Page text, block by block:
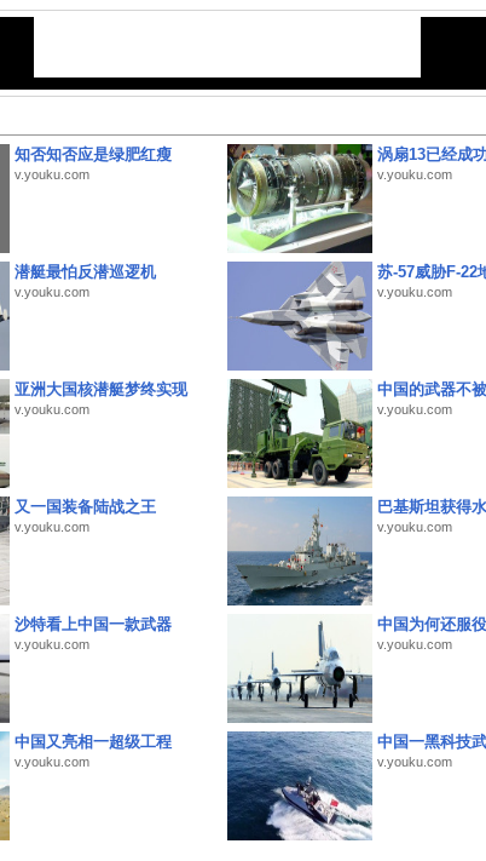
知否知否应是绿肥红瘦
v.youku.com
涡扇13已经成
v.youku.com
潜艇最怕反潜巡逻机
v.youku.com
苏-57威胁F-22
v.youku.com
亚洲大国核潜艇梦终实现
v.youku.com
中国的武器不
v.youku.com
又一国装备陆战之王
v.youku.com
巴基斯坦获得
v.youku.com
沙特看上中国一款武器
v.youku.com
中国为何还服
v.youku.com
中国又亮相一超级工程
v.youku.com
中国一黑科技
v.youku.com